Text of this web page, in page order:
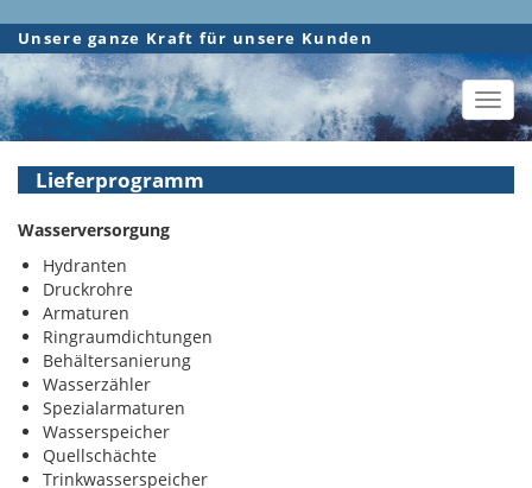
Direkt
zum
Inhalt
Unsere ganze Kraft für unsere Kunden
Lieferprogramm
Wasserversorgung
Hydranten
Druckrohre
Armaturen
Ringraumdichtungen
Behältersanierung
Wasserzähler
Spezialarmaturen
Wasserspeicher
Quellschächte
Trinkwasserspeicher